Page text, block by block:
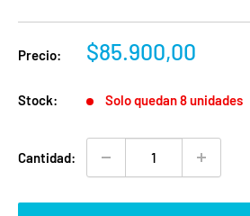
Precio:
Precio
venta
$85.900,00
Stock: Solo quedan 8 unidades
Cantidad: